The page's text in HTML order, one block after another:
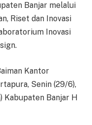
Banjar melalui
Riset dan Inovasi
Inovasi
Kantor
Senin (29/6),
Kabupaten Banjar H